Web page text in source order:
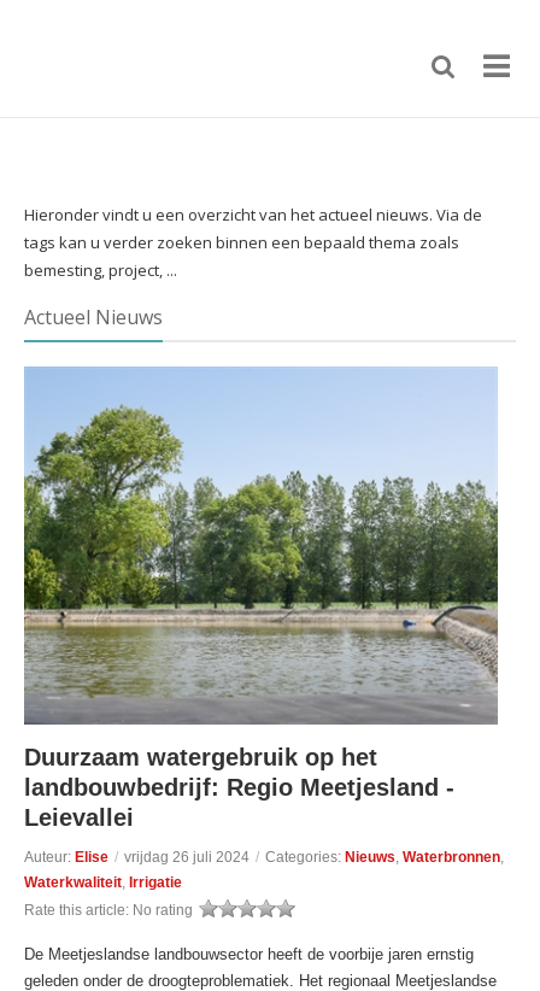
Hieronder vindt u een overzicht van het actueel nieuws. Via de
tags kan u verder zoeken binnen een bepaald thema zoals
bemesting, project, ...
Actueel Nieuws
Duurzaam watergebruik op het
landbouwbedrijf: Regio Meetjesland -
Leievallei
Auteur: Elise / vrijdag 26 juli 2024 / Categories: Nieuws Waterbronnen
Waterkwaliteit Irrigatie
Rate this article: No rating
De Meetjeslandse landbouwsector heeft de voorbije jaren ernstig
geleden onder de droogteproblematiek. Het regionaal Meetjeslandse